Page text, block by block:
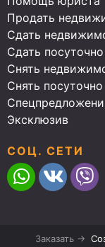
Продать
Сдать
Сдать посуточно
Снять
Снять посуточно
Эксклюзив
СОЦ. СЕТИ
Заказать →